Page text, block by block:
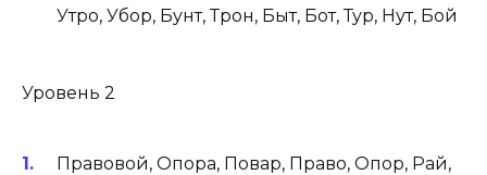
Утро, Убор, Бунт, Трон, Быт, Бот, Тур, Нут, Бой
Уровень 2
Правовой, Опора, Повар, Право, Опор, Рай,